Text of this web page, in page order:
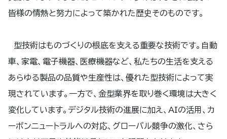
皆様の情熱と努力によって築かれた歴史そのものです。
型技術はものづくりの根底を支える重要な技術です。自動
車、家電、電子機器、医療機器など、私たちの生活を支える
あらゆる製品の品質や生産性は、優れた型技術によって実
現されています。一方で、金型業界を取り巻く環境は大きく
変化しています。デジタル技術の進展に加え、AIの活用、カ
ーボンニュートラルへの対応、グローバル競争の激化、さら